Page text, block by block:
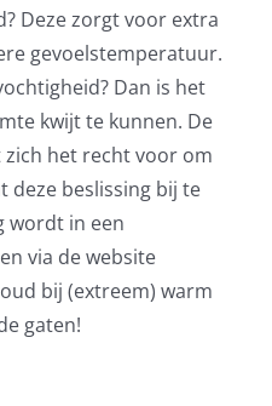
Deze zorgt voor extra
gevoelstemperatuur.
Dan is het
kwijt te kunnen. De
het recht voor om
deze beslissing bij te
wordt in een
via de website
bij (extreem) warm
gaten!